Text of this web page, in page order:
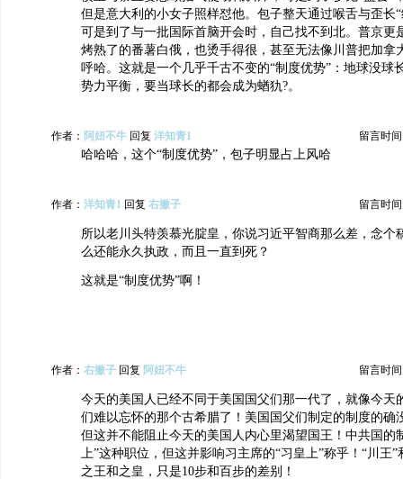
但是意大利的小女子照样怼他。包子整天通过喉舌与歪长
可是到了与一批国际首脑开会时，自己找不到北。普京更
烤熟了的番薯白俄，也烫手得很，甚至无法像川普把加拿
呼哈。这就是一个几乎千古不变的“制度优势”：地球没球
势力平衡，要当球长的都会成为蝤犰?。
作者： 阿妞不牛 回复 洋知青1 留言时间
哈哈哈，这个“制度优势”，包子明显占上风哈
作者： 洋知青1 回复 右撇子 留言时间
所以老川头特羡慕光腚皇，你说习近平智商那么差，念个
么还能永久执政，而且一直到死？
这就是“制度优势”啊！
作者： 右撇子 回复 阿妞不牛 留言时间
今天的美国人已经不同于美国国父们那一代了，就像今天
们难以忘怀的那个古希腊了！美国国父们制定的制度的确
但这并不能阻止今天的美国人内心里渴望国王！中共国的
上”这种职位，但这并影响习主席的“习皇上”称乎！“川王”
之王和之皇，只是10步和百步的差别！